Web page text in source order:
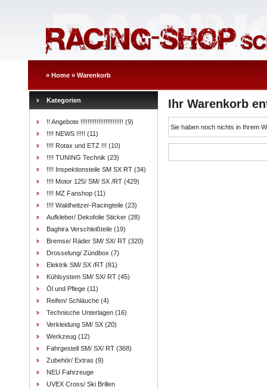
» Home » Warenkorb
Kategorien
!! Angebote !!!!!!!!!!!!!!!!!!!!!!!! (9)
!!!! NEWS !!!!! (11)
!!!! Rotax und ETZ !!! (10)
!!!! TUNING Technik (23)
!!!! Inspektionsteile SM SX RT (34)
!!!! Motor 125/ SM/ SX /RT (429)
!!!! MZ Fanshop (11)
!!!! Waldheitzer-Racingteile (23)
Aufkleber/ Dekofolie Sticker (28)
Baghira Verschleißteile (19)
Bremse/ Räder SM/ SX/ RT (320)
Drosselung/ Zündbox (7)
Elektrik SM/ SX /RT (81)
Kühlsystem SM/ SX/ RT (45)
Öl und Pflege (11)
Reifen/ Schläuche (4)
Technische Unterlagen (16)
Verkleidung SM/ SX (20)
Werkzeug (12)
Fahrgestell SM/ SX/ RT (368)
Zubehör/ Extras (9)
NEU Fahrzeuge
UVEX Cross/ Ski Brillen
Ihr Warenkorb
Sie haben noch nichts in Ihrem